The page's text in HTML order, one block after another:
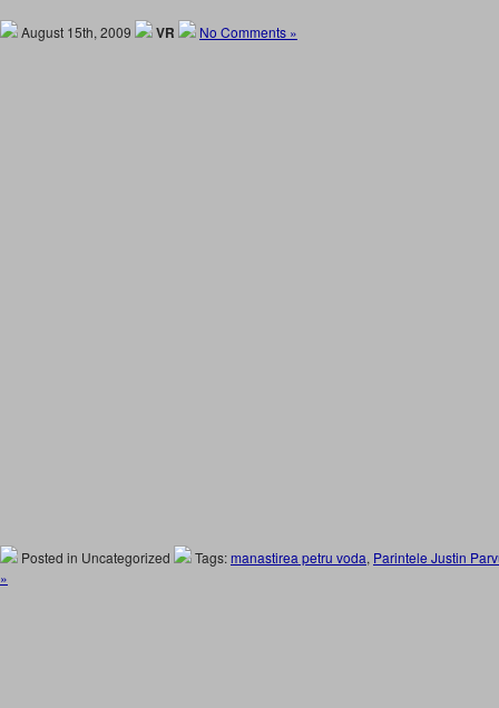
August 15th, 2009 VR No Comments »
Posted in Uncategorized Tags:manastirea petru voda, Parintele Justin
»